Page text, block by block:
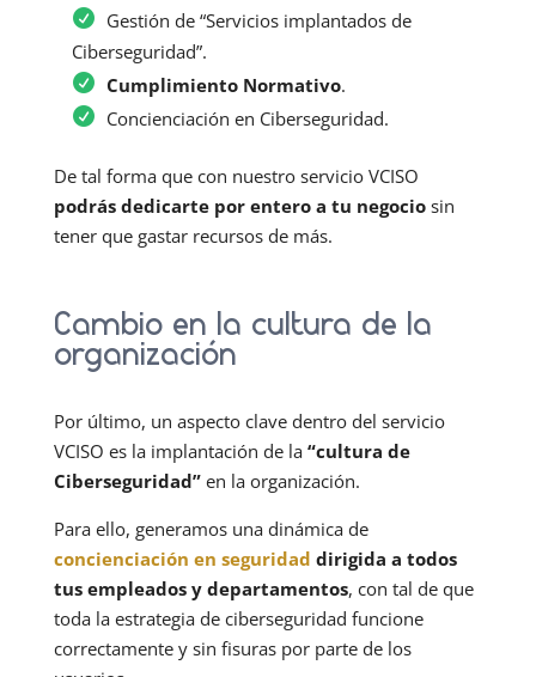
Gestión de “Servicios implantados de
Ciberseguridad”.
Cumplimiento Normativo.
Concienciación en Ciberseguridad.
De tal forma que con nuestro servicio VCISO
podrás dedicarte por entero a tu negociosin
tener que gastar recursos de más.
Cambio en la cultura de la
organización
Por último, un aspecto clave dentro del servicio
VCISO es la implantación de la “cultura de
Ciberseguridad”en la organización.
Para ello, generamos una dinámica de
concienciación en seguridad dirigida a todos
tus empleados y departamentos, con tal de que
toda la estrategia de ciberseguridad funcione
correctamente y sin fisuras por parte de los